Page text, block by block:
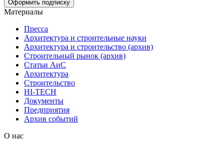
Материалы
Пресса
Архитектура и строительные науки
Архитектура и строительство (архив)
Строительный рынок (архив)
Статьи АиС
Архитектура
Строительство
HI-TECH
Документы
Предприятия
Архив событий
О нас